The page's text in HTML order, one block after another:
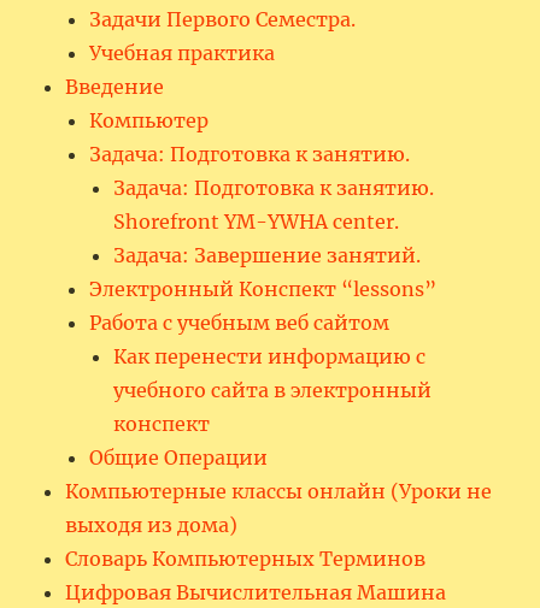
Задачи Первого Семестра.
Учебная практика
Введение
Компьютер
Задача: Подготовка к занятию.
Задача: Подготовка к занятию.
Shorefront YM-YWHA center.
Задача: Завершение занятий.
Электронный Конспект “lessons”
Работа с учебным веб сайтом
Как перенести информацию с
учебного сайта в электронный
конспект
Общие Операции
Компьютерные классы онлайн (Уроки не
выходя из дома)
Словарь Компьютерных Терминов
Цифровая Вычислительная Машина